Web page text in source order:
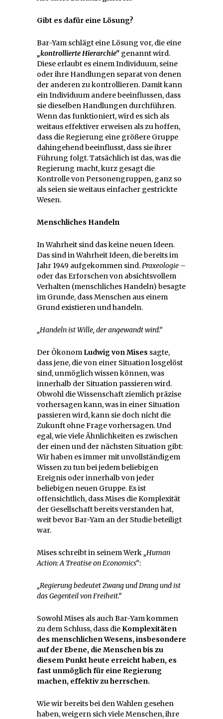
Gibt es dafür eine Lösung?
Bar-Yam schlägt eine Lösung vor, die eine
„kontrollierte Hierarchie“ genannt wird.
Diese erlaubt es einem Individuum, seine
oder ihre Handlungen separat von denen
der anderen zu kontrollieren. Damit kann
ein Individuum andere beeinflussen, dass
sie dieselben Handlungen durchführen.
Wenn das funktioniert, wird es sich als
weitaus effektiver erweisen als zu hoffen,
dass die Regierung eine größere Gruppe
dahingehend beeinflusst, dass sie ihrer
Führung folgt. Tatsächlich ist das, was die
Regierung macht, kurz gesagt die
Kontrolle von Personengruppen, ganz so
als seien sie weitaus einfacher gestrickte
Wesen.
Menschliches Handeln
In Wahrheit sind das keine neuen Ideen.
Das sind in Wahrheit Ideen, die bereits im
Jahr 1949 aufgekommen sind.Praxeologie –
oder das Erforschen von absichtsvollem
Verhalten (menschliches Handeln) besagte
im Grunde, dass Menschen aus einem
Grund existieren und handeln.
„Handeln ist Wille, der angewandt wird.“
Der Ökonom Ludwig von Mises sagte,
dass jene, die von einer Situation losgelöst
sind, unmöglich wissen können, was
innerhalb der Situation passieren wird.
Obwohl die Wissenschaft ziemlich präzise
vorhersagen kann, was in einer Situation
passieren wird, kann sie doch nicht die
Zukunft ohne Frage vorhersagen. Und
egal, wie viele Ähnlichkeiten es zwischen
der einen und der nächsten Situation gibt:
Wir haben es immer mit unvollständigem
Wissen zu tun bei jedem beliebigen
Ereignis oder innerhalb von jeder
beliebigen neuen Gruppe. Es ist
offensichtlich, dass Mises die Komplexität
der Gesellschaft bereits verstanden hat,
weit bevor Bar-Yam an der Studie beteiligt
war.
Mises schreibt in seinem Werk„Human
Action: A Treatise on Economics“:
„Regierung bedeutet Zwang und Drang und ist
das Gegenteil von Freiheit.“
Sowohl Mises als auch Bar-Yam kommen
zu dem Schluss, dass dieKomplexitäten
des menschlichen Wesens, insbesondere
auf der Ebene, die Menschen bis zu
diesem Punkt heute erreicht haben, es
fast unmöglich für eine Regierung
machen, effektiv zu herrschen.
Wie wir bereits bei den Wahlen gesehen
haben, weigern sich viele Menschen, ihre